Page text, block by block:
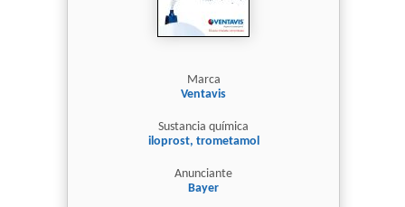
Marca
Ventavis
Sustancia química
iloprost, trometamol
Anunciante
Bayer